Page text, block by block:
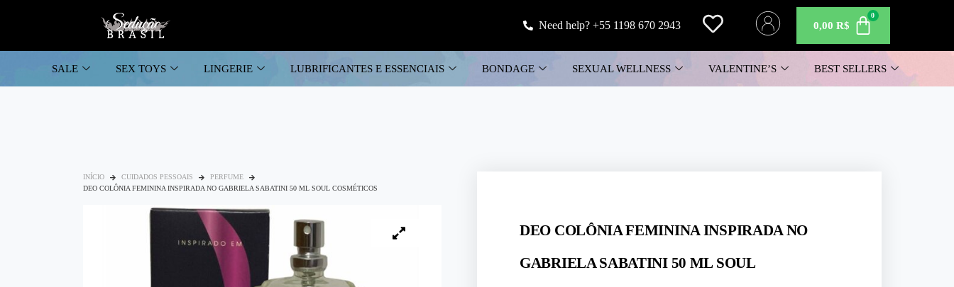
Need help? +55 1198 670 2943 0,00R$
SALE SEX TOYS LINGERIE LUBRIFICANTES E ESSENCIAIS BONDAGE SEXUAL WELLNESS VALENTINE’S BEST SELLERS
INÍCIO CUIDADOS PESSOAIS
PERFUME
DEO COLÔNIA FEMININA INSPIRADA NO GABRIELA SABATINI 50 ML SOUL COSMÉTICOS
DEO COLÔNIA FEMININA INSPIRADA NO
GABRIELA SABATINI 50 ML SOUL